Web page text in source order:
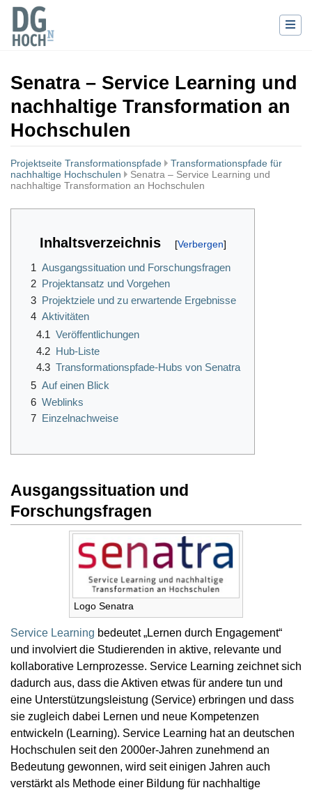
Senatra – Service Learning und
nachhaltige Transformation an
Hochschulen
Projektseite Transformationspfade
Transformationspfade für
nachhaltige Hochschulen
Senatra – Service Learning und
nachhaltige Transformation an Hochschulen
Wechseln zu:Navigation,Suche
Inhaltsverzeichnis
1 Ausgangssituation und Forschungsfragen
2 Projektansatz und Vorgehen
3 Projektziele und zu erwartende Ergebnisse
4 Aktivitäten
4.1 Veröffentlichungen
4.2 Hub-Liste
4.3 Transformationspfade-Hubs von Senatra
5 Auf einen Blick
6 Weblinks
7 Einzelnachweise
Ausgangssituation und
Forschungsfragen
Logo Senatra
Service Learning bedeutet „Lernen durch Engagement“
und involviert die Studierenden in aktive, relevante und
kollaborative Lernprozesse. Service Learning zeichnet sich
dadurch aus, dass die Aktiven etwas für andere tun und
eine Unterstützungsleistung (Service) erbringen und dass
sie zugleich dabei Lernen und neue Kompetenzen
entwickeln (Learning). Service Learning hat an deutschen
Hochschulen seit den 2000er-Jahren zunehmend an
Bedeutung gewonnen, wird seit einigen Jahren auch
verstärkt als Methode einer Bildung für nachhaltige